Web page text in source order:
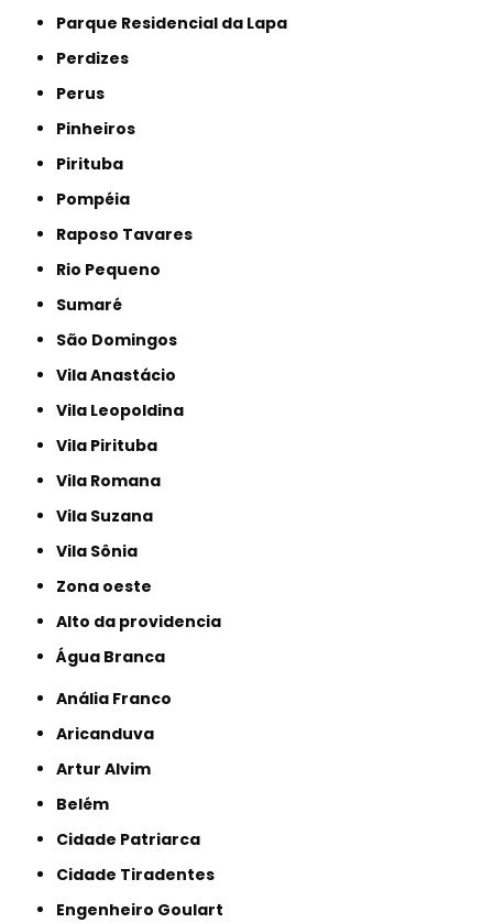
Parque Residencial da Lapa
Perdizes
Perus
Pinheiros
Pirituba
Pompéia
Raposo Tavares
Rio Pequeno
Sumaré
São Domingos
Vila Anastácio
Vila Leopoldina
Vila Pirituba
Vila Romana
Vila Suzana
Vila Sônia
Zona oeste
alto da providencia
Água Branca
Anália Franco
Aricanduva
Artur Alvim
Belém
Cidade Patriarca
Cidade Tiradentes
Engenheiro Goulart